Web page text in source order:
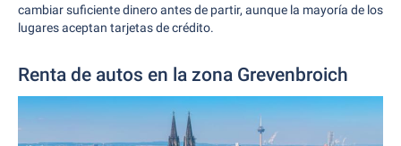
cambiar suficiente dinero antes de partir, aunque la mayoría de los
lugares aceptan tarjetas de crédito.
Renta de autos en la zona Grevenbroich